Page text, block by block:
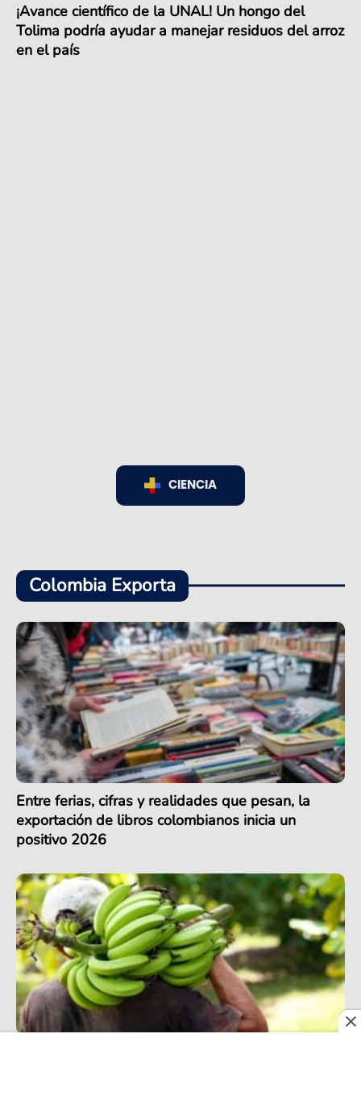
¡Avance científico de la UNAL! Un hongo del
Tolima podría ayudar a manejar residuos del arroz
en el país
CIENCIA
Colombia Exporta
Entre ferias, cifras y realidades que pesan, la
exportación de libros colombianos inicia un
positivo 2026